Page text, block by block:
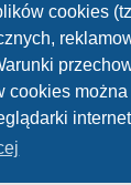
cookies
cookies
phpBB® Forum
dostarcza
osobowych |